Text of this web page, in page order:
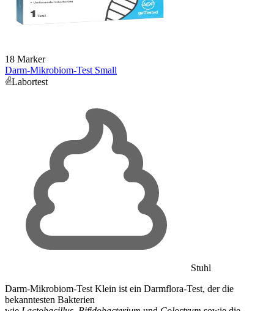
18 Marker
Darm-Mikrobiom-Test Small
Labortest
Stuhl
Darm-Mikrobiom-Test Klein ist ein Darmflora-Test, der die
bekanntesten Bakterien